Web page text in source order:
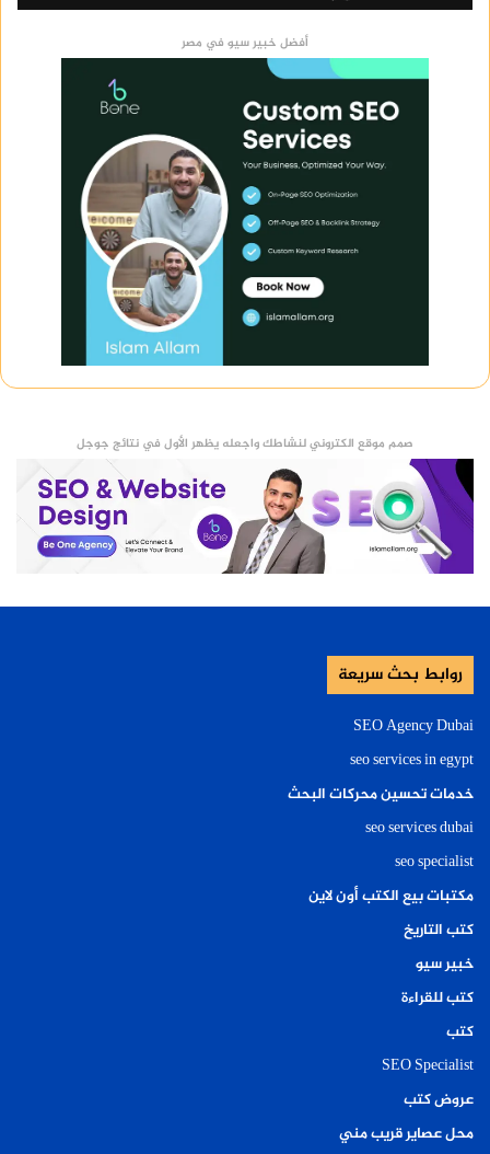
أفضل خبير سيو في مصر
صمم موقع الكتروني لنشاطك واجعله يظهر الأول في نتائج جوجل
روابط بحث سريعة
SEO Agency Dubai
seo services in egypt
خدمات تحسين محركات البحث
seo services dubai
seo specialist
مكتبات بيع الكتب أون لاين
كتب التاريخ
خبير سيو
كتب للقراءة
كتب
SEO Specialist
عروض كتب
محل عصاير قريب مني